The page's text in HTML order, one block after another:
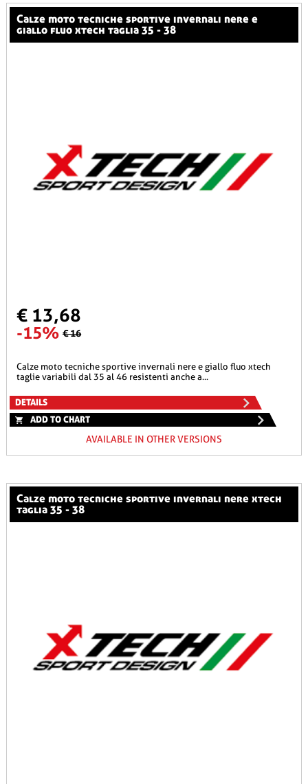
calze moto tecniche sportive invernali nere e
giallo fluo xtech taglia 35 - 38
€ 13,68
-15% € 16
calze moto tecniche sportive invernali nere e giallo fluo xtech
taglie variabili dal 35 al 46 resistenti anche a...
DETAILS
ADD TO CHART
AVAILABLE IN OTHER VERSIONS
calze moto tecniche sportive invernali nere xtech
taglia 35 - 38